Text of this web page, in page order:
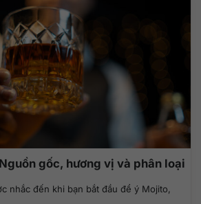
gốc, hương vị và phân loại
nhắc đến khi bạn bắt đầu để ý Mojito,